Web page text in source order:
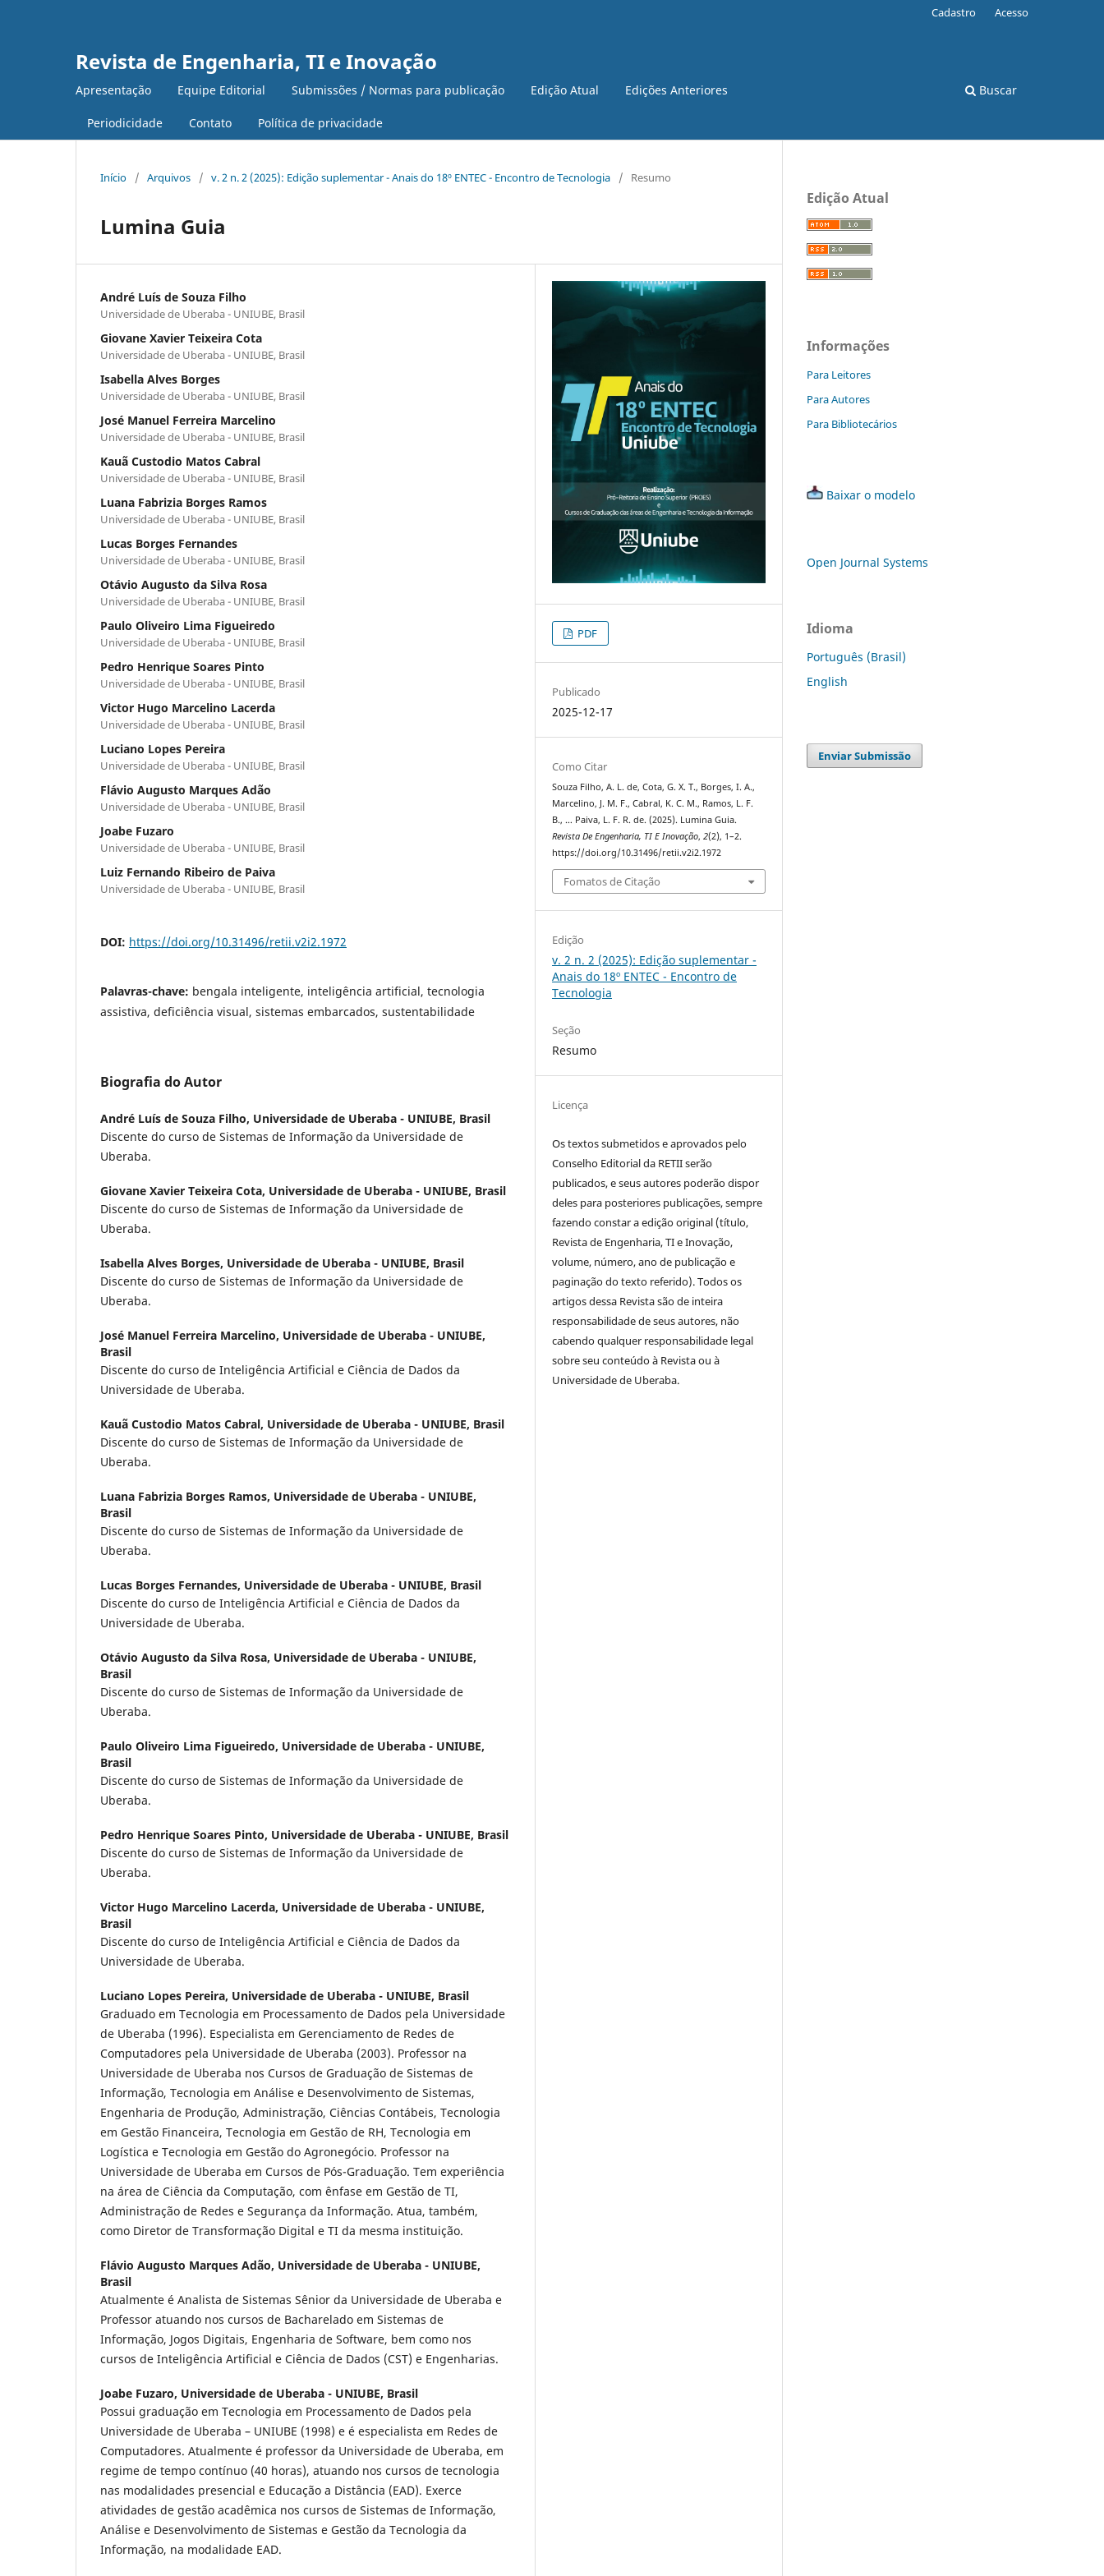
Revista de Engenharia, TI e Inovação
Apresentação Equipe Editorial Submissões / Normas para publicação Edição Atual Edições Anteriores
Periodicidade Contato Política de privacidade
Buscar
Cadastro Acesso
Início / Arquivos / v. 2 n. 2 (2025): Edição suplementar - Anais do 18º ENTEC - Encontro de Tecnologia / Resumo
Lumina Guia
André Luís de Souza Filho
Universidade de Uberaba - UNIUBE, Brasil
Giovane Xavier Teixeira Cota
Universidade de Uberaba - UNIUBE, Brasil
Isabella Alves Borges
Universidade de Uberaba - UNIUBE, Brasil
José Manuel Ferreira Marcelino
Universidade de Uberaba - UNIUBE, Brasil
Kauã Custodio Matos Cabral
Universidade de Uberaba - UNIUBE, Brasil
Luana Fabrizia Borges Ramos
Universidade de Uberaba - UNIUBE, Brasil
Lucas Borges Fernandes
Universidade de Uberaba - UNIUBE, Brasil
Otávio Augusto da Silva Rosa
Universidade de Uberaba - UNIUBE, Brasil
Paulo Oliveiro Lima Figueiredo
Universidade de Uberaba - UNIUBE, Brasil
Pedro Henrique Soares Pinto
Universidade de Uberaba - UNIUBE, Brasil
Victor Hugo Marcelino Lacerda
Universidade de Uberaba - UNIUBE, Brasil
Luciano Lopes Pereira
Universidade de Uberaba - UNIUBE, Brasil
Flávio Augusto Marques Adão
Universidade de Uberaba - UNIUBE, Brasil
Joabe Fuzaro
Universidade de Uberaba - UNIUBE, Brasil
Luiz Fernando Ribeiro de Paiva
Universidade de Uberaba - UNIUBE, Brasil
DOI: https://doi.org/10.31496/retii.v2i2.1972
Palavras-chave: bengala inteligente, inteligência artificial, tecnologia
assistiva, deficiência visual, sistemas embarcados, sustentabilidade
Biografia do Autor
André Luís de Souza Filho, Universidade de Uberaba - UNIUBE, Brasil
Discente do curso de Sistemas de Informação da Universidade de
Uberaba.
Giovane Xavier Teixeira Cota, Universidade de Uberaba - UNIUBE, Brasil
Discente do curso de Sistemas de Informação da Universidade de
Uberaba.
Isabella Alves Borges, Universidade de Uberaba - UNIUBE, Brasil
Discente do curso de Sistemas de Informação da Universidade de
Uberaba.
José Manuel Ferreira Marcelino, Universidade de Uberaba - UNIUBE,
Brasil
Discente do curso de Inteligência Artificial e Ciência de Dados da
Universidade de Uberaba.
Kauã Custodio Matos Cabral, Universidade de Uberaba - UNIUBE, Brasil
Discente do curso de Sistemas de Informação da Universidade de
Uberaba.
Luana Fabrizia Borges Ramos, Universidade de Uberaba - UNIUBE,
Brasil
Discente do curso de Sistemas de Informação da Universidade de
Uberaba.
Lucas Borges Fernandes, Universidade de Uberaba - UNIUBE, Brasil
Discente do curso de Inteligência Artificial e Ciência de Dados da
Universidade de Uberaba.
Otávio Augusto da Silva Rosa, Universidade de Uberaba - UNIUBE,
Brasil
Discente do curso de Sistemas de Informação da Universidade de
Uberaba.
Paulo Oliveiro Lima Figueiredo, Universidade de Uberaba - UNIUBE,
Brasil
Discente do curso de Sistemas de Informação da Universidade de
Uberaba.
Pedro Henrique Soares Pinto, Universidade de Uberaba - UNIUBE, Brasil
Discente do curso de Sistemas de Informação da Universidade de
Uberaba.
Victor Hugo Marcelino Lacerda, Universidade de Uberaba - UNIUBE,
Brasil
Discente do curso de Inteligência Artificial e Ciência de Dados da
Universidade de Uberaba.
Luciano Lopes Pereira, Universidade de Uberaba - UNIUBE, Brasil
Graduado em Tecnologia em Processamento de Dados pela Universidade
de Uberaba (1996). Especialista em Gerenciamento de Redes de
Computadores pela Universidade de Uberaba (2003). Professor na
Universidade de Uberaba nos Cursos de Graduação de Sistemas de
Informação, Tecnologia em Análise e Desenvolvimento de Sistemas,
Engenharia de Produção, Administração, Ciências Contábeis, Tecnologia
em Gestão Financeira, Tecnologia em Gestão de RH, Tecnologia em
Logística e Tecnologia em Gestão do Agronegócio. Professor na
Universidade de Uberaba em Cursos de Pós-Graduação. Tem experiência
na área de Ciência da Computação, com ênfase em Gestão de TI,
Administração de Redes e Segurança da Informação. Atua, também,
como Diretor de Transformação Digital e TI da mesma instituição.
Flávio Augusto Marques Adão, Universidade de Uberaba - UNIUBE,
Brasil
Atualmente é Analista de Sistemas Sênior da Universidade de Uberaba e
Professor atuando nos cursos de Bacharelado em Sistemas de
Informação, Jogos Digitais, Engenharia de Software, bem como nos
cursos de Inteligência Artificial e Ciência de Dados (CST) e Engenharias.
Joabe Fuzaro, Universidade de Uberaba - UNIUBE, Brasil
Possui graduação em Tecnologia em Processamento de Dados pela
Universidade de Uberaba – UNIUBE (1998) e é especialista em Redes de
Computadores. Atualmente é professor da Universidade de Uberaba, em
regime de tempo contínuo (40 horas), atuando nos cursos de tecnologia
nas modalidades presencial e Educação a Distância (EAD). Exerce
atividades de gestão acadêmica nos cursos de Sistemas de Informação,
Análise e Desenvolvimento de Sistemas e Gestão da Tecnologia da
Informação, na modalidade EAD.
PDF
Publicado
2025-12-17
Como Citar
Souza Filho, A. L. de, Cota, G. X. T., Borges, I. A.,
Marcelino, J. M. F., Cabral, K. C. M., Ramos, L. F.
B., … Paiva, L. F. R. de. (2025). Lumina Guia.
Revista De Engenharia, TI E Inovação,2(2), 1–2.
https://doi.org/10.31496/retii.v2i2.1972
Fomatos de Citação
Edição
v. 2 n. 2 (2025): Edição suplementar -
Anais do 18º ENTEC - Encontro de
Tecnologia
Seção
Resumo
Licença
Os textos submetidos e aprovados pelo
Conselho Editorial da RETII serão
publicados, e seus autores poderão dispor
deles para posteriores publicações, sempre
fazendo constar a edição original (título,
Revista de Engenharia, TI e Inovação,
volume, número, ano de publicação e
paginação do texto referido). Todos os
artigos dessa Revista são de inteira
responsabilidade de seus autores, não
cabendo qualquer responsabilidade legal
sobre seu conteúdo à Revista ou à
Universidade de Uberaba.
Edição Atual
Informações
Para Leitores
Para Autores
Para Bibliotecários
Baixar o modelo
Open Journal Systems
Idioma
Português (Brasil)
English
Enviar Submissão